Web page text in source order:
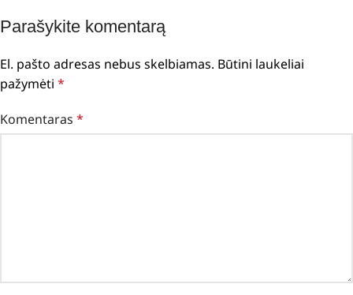
Parašykite komentarą
El. pašto adresas nebus skelbiamas. Būtini laukeliai
pažymėti *
Komentaras *